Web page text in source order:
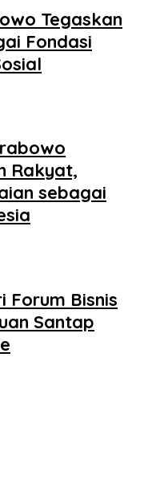
Tegaskan
Fondasi
Rakyat,
sebagai
Forum Bisnis
Santap